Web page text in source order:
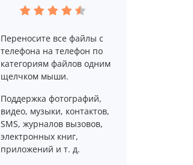
Переносите все файлы с
телефона на телефон по
категориям файлов одним
щелчком мыши.
Поддержка фотографий,
видео, музыки, контактов,
SMS, журналов вызовов,
электронных книг,
приложений и т. д.